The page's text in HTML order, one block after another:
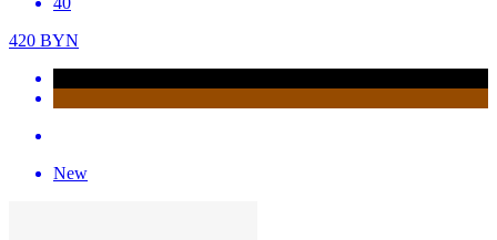
420 BYN
New